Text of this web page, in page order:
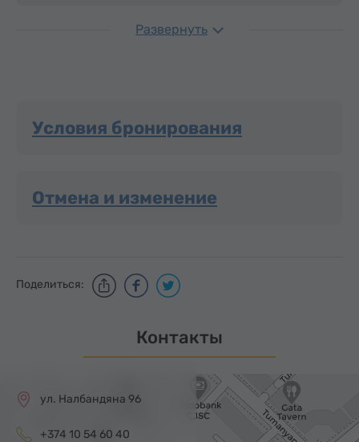
Развернуть
Условия бронирования
Отмена и изменение
Поделиться:
Контакты
ул. Налбандяна 96
+374 10 54 60 40